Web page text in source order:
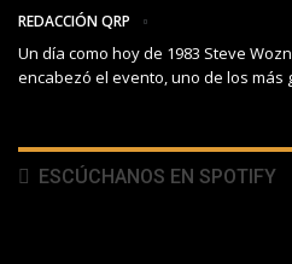
REDACCIÓN QRP
Un día como hoy de 1983 Steve
encabezó el evento, uno de los más
ESCÚCHANOS EN SPOTIFY